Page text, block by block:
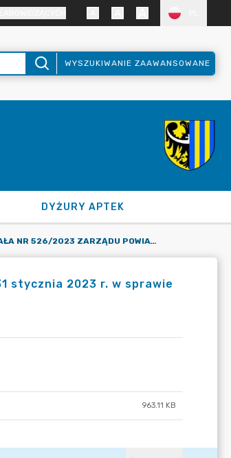
WYSZUKIWANIE ZAAWANSOWANE
DYŻURY APTEK
UCHWAŁA NR 526/2023 ZARZĄDU POWIATU ZGORZELECKIEGO Z DNIA 31 STYCZNIA 2023 R. W SPRAWIE ZMIAN W BUDŻECIE POWIATU ZGORZELECKIEGO NA 2023 ROK
31 stycznia 2023 r. w sprawie
963.11 KB